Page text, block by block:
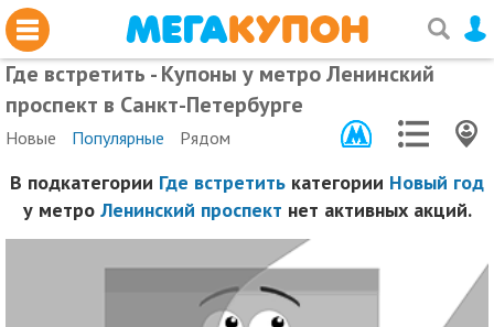
Где встретить - Купоны у метро Ленинский
проспект в Санкт-Петербурге
Новые Популярные Рядом
В подкатегории Где встретить категории Новый год
у метро Ленинский проспект нет активных акций.